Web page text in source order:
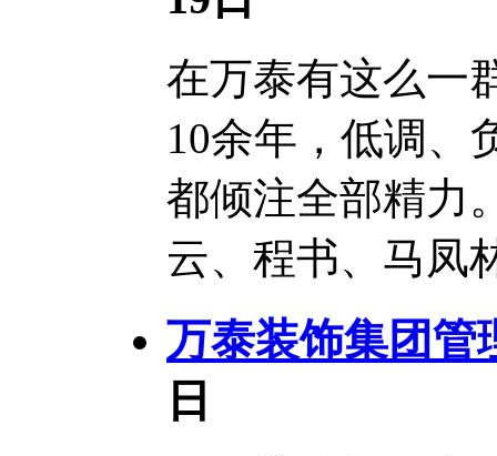
在万泰有这么一
10余年，低调、
都倾注全部精力
云、程书、马凤
万泰装饰集团管
日